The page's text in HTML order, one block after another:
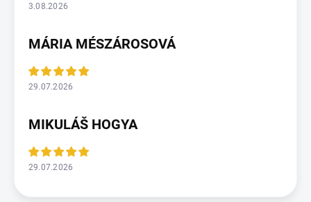
3.08.2026
MÁRIA MÉSZÁROSOVÁ
29.07.2026
MIKULÁŠ HOGYA
29.07.2026